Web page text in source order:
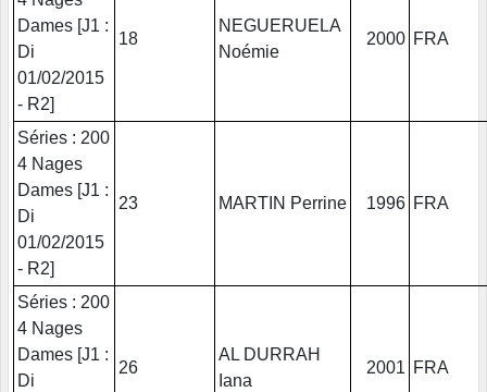
Dames [J1 :
Di
01/02/2015
- R2]
18
NEGUERUELA
Noémie
2000 FRA
Séries : 200
4 Nages
Dames [J1 :
Di
01/02/2015
- R2]
23 MARTIN Perrine 1996 FRA
Séries : 200
4 Nages
Dames [J1 :
Di
26
AL DURRAH
Iana
2001 FRA